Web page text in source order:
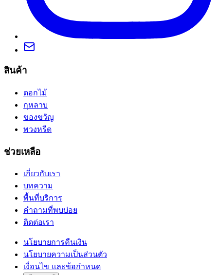
สินค้า
ดอกไม้
กุหลาบ
ของขวัญ
พวงหรีด
ช่วยเหลือ
เกี่ยวกับเรา
บทความ
พื้นที่บริการ
คำถามที่พบบ่อย
ติดต่อเรา
นโยบายการคืนเงิน
นโยบายความเป็นส่วนตัว
เงื่อนไข และข้อกำหนด